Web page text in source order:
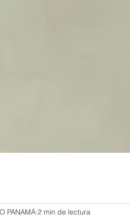
PANAMÁ 2 min de lectura